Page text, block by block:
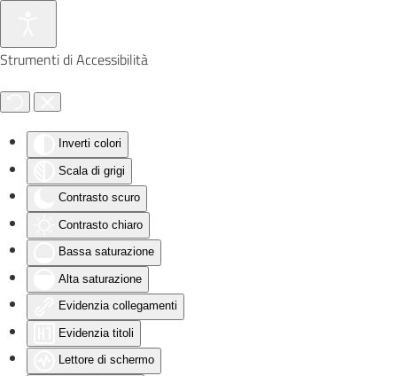
Strumenti di Accessibilità
Inverti colori
Scala di grigi
Contrasto scuro
Contrasto chiaro
Bassa saturazione
Alta saturazione
Evidenzia collegamenti
Evidenzia titoli
Lettore di schermo
Skip to main content